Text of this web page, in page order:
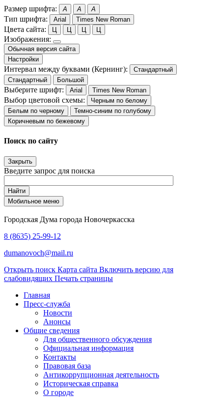
Размер шрифта: A A A
Тип шрифта: Arial Times New Roman
Цвета сайта: Ц Ц Ц Ц
Изображения:
Обычная версия сайта
Настройки
Интервал между буквами (Кернинг):
Стандартный
Стандартный
Большой
Выберите шрифт: Arial Times New Roman
Выбор цветовой схемы:
Черным по белому
Белым по черному
Темно-синим по голубому
Коричневым по бежевому
Поиск по сайту
Закрыть
Введите запрос для поиска
Найти
Мобильное меню
Городская Дума города Новочеркасска
8 (8635) 25-99-12
dumanovoch@mail.ru
Открыть поиск Карта сайта Включить версию для
слабовидящих Печать страницы
Главная
Пресс-служба
Новости
Анонсы
Общие сведения
Для общественного обсуждения
Официальная информация
Контакты
Правовая база
Антикоррупционная деятельность
Историческая справка
О городе